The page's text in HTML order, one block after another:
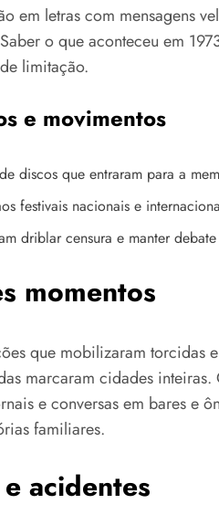
em letras com mensagens
o que aconteceu em
limitação.
e movimentos
discos que entraram para a
festivais nacionais e
driblar censura e manter
momentos
que mobilizaram torcidas
marcaram cidades
e conversas em bares e
familiares.
acidentes